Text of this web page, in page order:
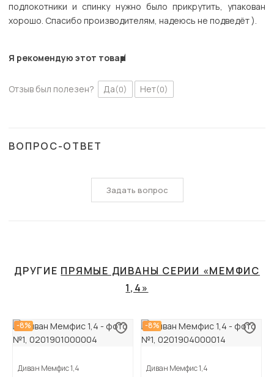
подлокотники и спинку нужно было прикрутить, упакован
хорошо. Спасибо производителям, надеюсь не подведёт ).
Я рекомендую этот товар
Отзыв был полезен? Да(0) Нет(0)
ВОПРОС-ОТВЕТ
Задать вопрос
ДРУГИЕ ПРЯМЫЕ ДИВАНЫ СЕРИИ «МЕМФИС
1,4»
-8%
Диван Мемфис 1,4
-8%
Диван Мемфис 1,4